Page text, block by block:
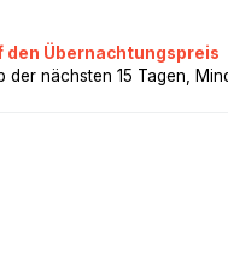
den Übernachtungspreis
der nächsten 15 Tagen,